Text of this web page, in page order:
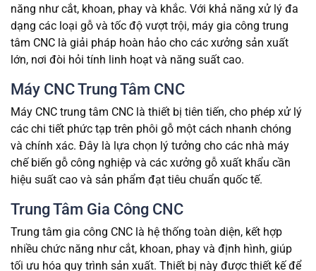
năng như cắt, khoan, phay và khắc. Với khả năng xử lý đa
dạng các loại gỗ và tốc độ vượt trội, máy gia công trung
tâm CNC là giải pháp hoàn hảo cho các xưởng sản xuất
lớn, nơi đòi hỏi tính linh hoạt và năng suất cao.
Máy CNC Trung Tâm CNC
Máy CNC trung tâm CNC là thiết bị tiên tiến, cho phép xử lý
các chi tiết phức tạp trên phôi gỗ một cách nhanh chóng
và chính xác. Đây là lựa chọn lý tưởng cho các nhà máy
chế biến gỗ công nghiệp và các xưởng gỗ xuất khẩu cần
hiệu suất cao và sản phẩm đạt tiêu chuẩn quốc tế.
Trung Tâm Gia Công CNC
Trung tâm gia công CNC là hệ thống toàn diện, kết hợp
nhiều chức năng như cắt, khoan, phay và định hình, giúp
tối ưu hóa quy trình sản xuất. Thiết bị này được thiết kế để